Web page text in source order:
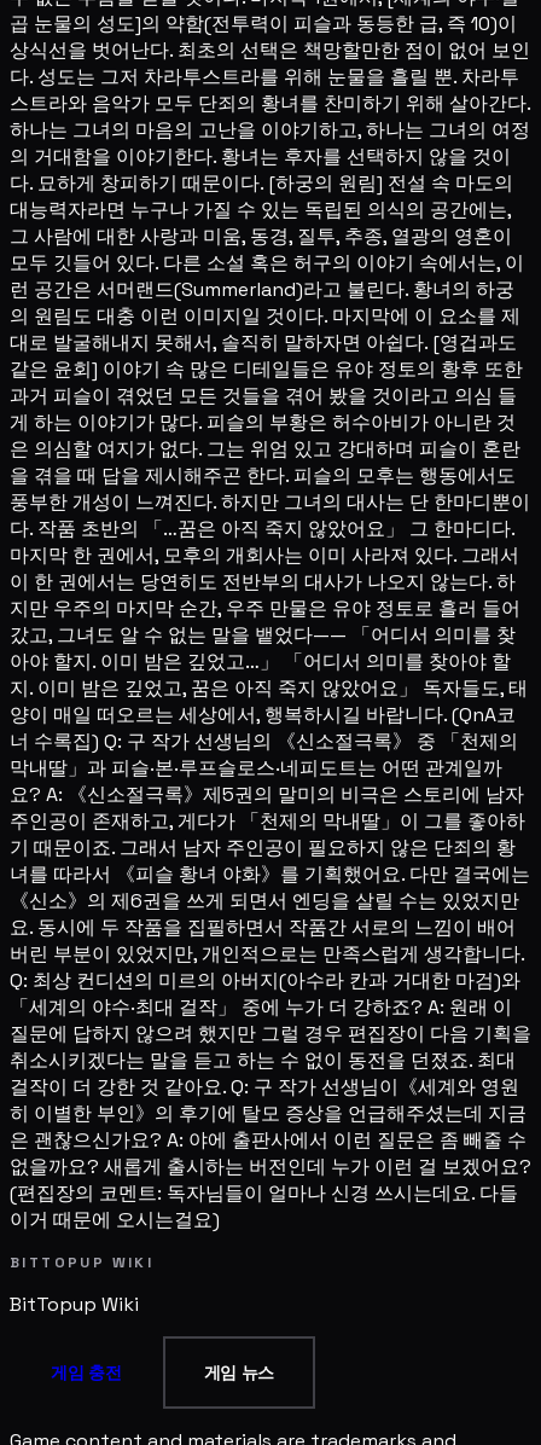
곱 눈물의 성도]의 약함(전투력이 피슬과 동등한 급, 즉 10)이
상식선을 벗어난다. 최초의 선택은 책망할만한 점이 없어 보인
다. 성도는 그저 차라투스트라를 위해 눈물을 흘릴 뿐. 차라투
스트라와 음악가 모두 단죄의 황녀를 찬미하기 위해 살아간다.
하나는 그녀의 마음의 고난을 이야기하고, 하나는 그녀의 여정
의 거대함을 이야기한다. 황녀는 후자를 선택하지 않을 것이
다. 묘하게 창피하기 때문이다. [하궁의 원림] 전설 속 마도의
대능력자라면 누구나 가질 수 있는 독립된 의식의 공간에는,
그 사람에 대한 사랑과 미움, 동경, 질투, 추종, 열광의 영혼이
모두 깃들어 있다. 다른 소설 혹은 허구의 이야기 속에서는, 이
런 공간은 서머랜드(Summerland)라고 불린다. 황녀의 하궁
의 원림도 대충 이런 이미지일 것이다. 마지막에 이 요소를 제
대로 발굴해내지 못해서, 솔직히 말하자면 아쉽다. [영겁과도
같은 윤회] 이야기 속 많은 디테일들은 유야 정토의 황후 또한
과거 피슬이 겪었던 모든 것들을 겪어 봤을 것이라고 의심 들
게 하는 이야기가 많다. 피슬의 부황은 허수아비가 아니란 것
은 의심할 여지가 없다. 그는 위엄 있고 강대하며 피슬이 혼란
을 겪을 때 답을 제시해주곤 한다. 피슬의 모후는 행동에서도
풍부한 개성이 느껴진다. 하지만 그녀의 대사는 단 한마디뿐이
다. 작품 초반의 「…꿈은 아직 죽지 않았어요」 그 한마디다.
마지막 한 권에서, 모후의 개회사는 이미 사라져 있다. 그래서
이 한 권에서는 당연히도 전반부의 대사가 나오지 않는다. 하
지만 우주의 마지막 순간, 우주 만물은 유야 정토로 흘러 들어
갔고, 그녀도 알 수 없는 말을 뱉었다—— 「어디서 의미를 찾
아야 할지. 이미 밤은 깊었고…」 「어디서 의미를 찾아야 할
지. 이미 밤은 깊었고, 꿈은 아직 죽지 않았어요」 독자들도, 태
양이 매일 떠오르는 세상에서, 행복하시길 바랍니다. (QnA코
너 수록집) Q: 구 작가 선생님의 《신소절극록》 중 「천제의
막내딸」과 피슬·본·루프슬로스·네피도트는 어떤 관계일까
요? A: 《신소절극록》제5권의 말미의 비극은 스토리에 남자
주인공이 존재하고, 게다가 「천제의 막내딸」이 그를 좋아하
기 때문이죠. 그래서 남자 주인공이 필요하지 않은 단죄의 황
녀를 따라서 《피슬 황녀 야화》를 기획했어요. 다만 결국에는
《신소》의 제6권을 쓰게 되면서 엔딩을 살릴 수는 있었지만
요. 동시에 두 작품을 집필하면서 작품간 서로의 느낌이 배어
버린 부분이 있었지만, 개인적으로는 만족스럽게 생각합니다.
Q: 최상 컨디션의 미르의 아버지(아수라 칸과 거대한 마검)와
「세계의 야수·최대 걸작」 중에 누가 더 강하죠? A: 원래 이
질문에 답하지 않으려 했지만 그럴 경우 편집장이 다음 기획을
취소시키겠다는 말을 듣고 하는 수 없이 동전을 던졌죠. 최대
걸작이 더 강한 것 같아요. Q: 구 작가 선생님이《세계와 영원
히 이별한 부인》의 후기에 탈모 증상을 언급해주셨는데 지금
은 괜찮으신가요? A: 야에 출판사에서 이런 질문은 좀 빼줄 수
없을까요? 새롭게 출시하는 버전인데 누가 이런 걸 보겠어요?
(편집장의 코멘트: 독자님들이 얼마나 신경 쓰시는데요. 다들
이거 때문에 오시는걸요)
BITTOPUP WIKI
BitTopup Wiki
게임 충전 게임 뉴스